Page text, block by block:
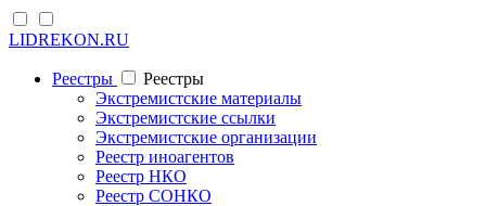
LIDREKON.RU
Реестры
Реестры
Экстремистские материалы
Экстремистские ссылки
Экстремистские организации
Реестр иноагентов
Реестр НКО
Реестр СОНКО